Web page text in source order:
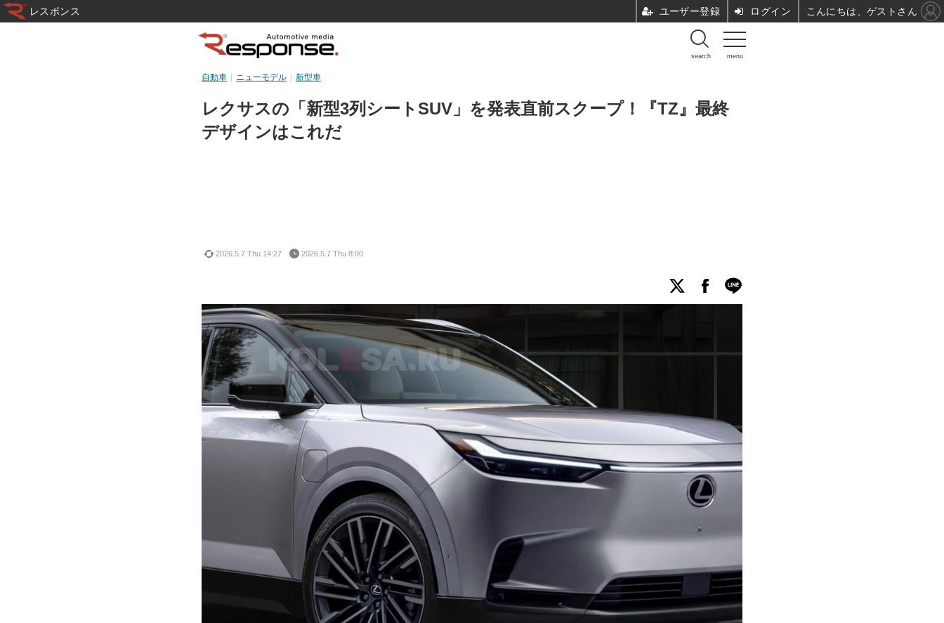
menu
search
レクサスの「新型3列シートSUV」を発表直前スクープ！『TZ』最終
デザインはこれだ
自動車 ニューモデル 新型車
2026.5.7 Thu 14:27 2026.5.7 Thu 8:00
レスポンス ユーザー登録 ログイン こんにちは、ゲストさん